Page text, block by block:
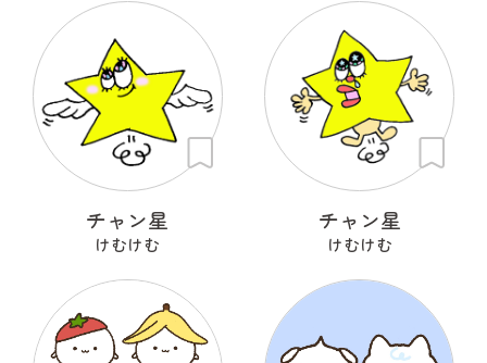
チャン星
けむけむ
チャン星
けむけむ